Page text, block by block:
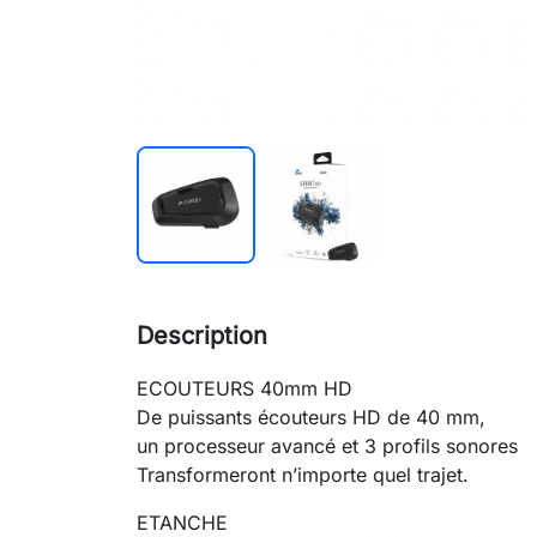
Description
ECOUTEURS 40mm HD
De puissants écouteurs HD de 40 mm,
un processeur avancé et 3 profils sonores
Transformeront n’importe quel trajet.
ETANCHE